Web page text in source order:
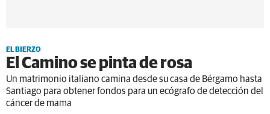
EL BIERZO
El Camino se pinta de rosa
Un matrimonio italiano camina desde su casa de Bérgamo hasta
Santiago para obtener fondos para un ecógrafo de detección del
cáncer de mama